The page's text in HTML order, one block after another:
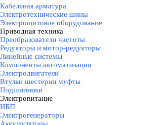
Кабельная арматура
Электротехнические шины
Электрощитовое оборудование
Приводная техника
Преобразователи частоты
Редукторы и мотор-редукторы
Линейные системы
Компоненты автоматизации
Электродвигатели
Втулки шестерни муфты
Подшипники
Электропитание
ИБП
Электрогенераторы